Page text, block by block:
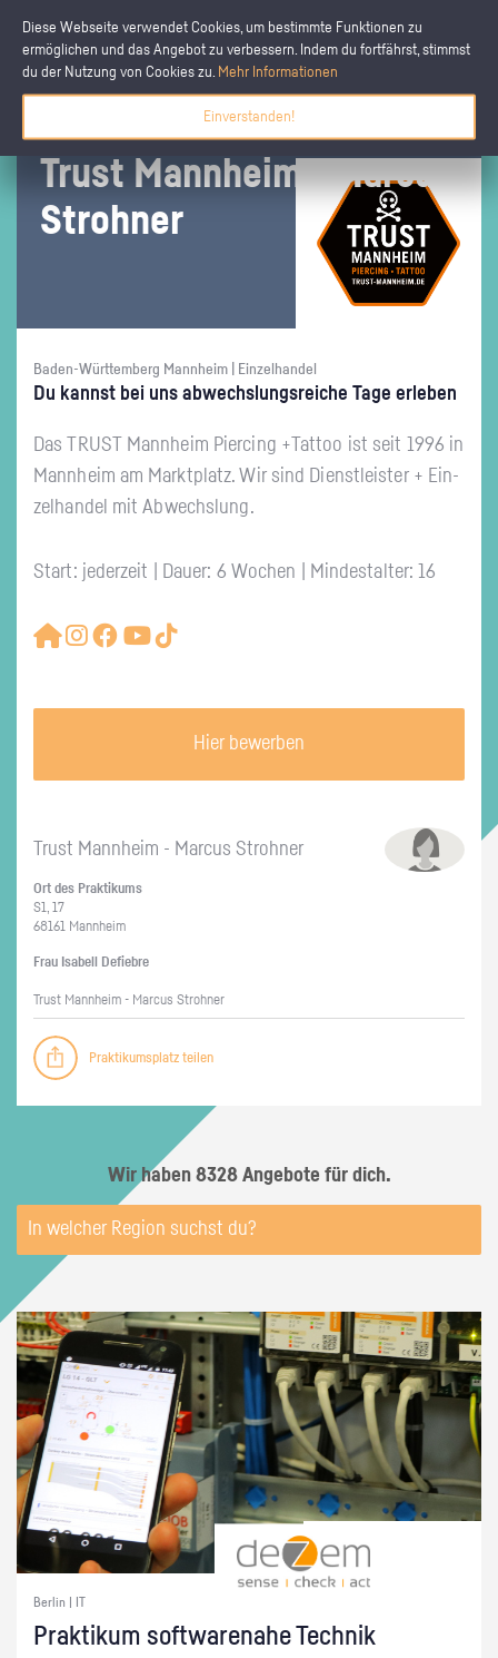
Diese Webseite verwendet Cookies, um bestimmte Funktionen zu
ermöglichen und das Angebot zu verbessern. Indem du fortfährst, stimmst
du der Nutzung von Cookies zu. Mehr Informationen
Einverstanden!
Trust Mann­heim - Mar­cus
Stroh­ner
Baden-Württemberg Mannheim | Einzelhandel
Du kannst bei uns ab­wechs­lungs­rei­che Tage er­le­ben
Das TRUST Mann­heim Pier­cing +Tat­too ist seit 1996 in
Mann­heim am Markt­platz. Wir sind Dienst­leis­ter + Ein­
zel­han­del mit Ab­wechs­lung.
Start: jederzeit | Dauer: 6 Wochen | Mindestalter: 16
Hier bewerben
Trust Mann­heim - Mar­cus Stroh­ner
Ort des Prak­ti­kums
S1, 17
68161 Mann­heim
Frau Isa­bell De­fieb­re
Trust Mann­heim - Mar­cus Stroh­ner
Praktikumsplatz teilen
Wir haben 8328 Angebote für dich.
Berlin | IT
Prak­ti­kum soft­ware­na­he Tech­nik